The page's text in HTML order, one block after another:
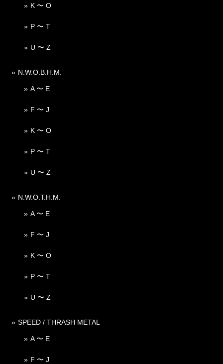
K 〜 O
P 〜 T
U 〜 Z
N.W.O.B.H.M.
A 〜 E
F 〜 J
K 〜 O
P 〜 T
U 〜 Z
N.W.O.T.H.M.
A 〜 E
F 〜 J
K 〜 O
P 〜 T
U 〜 Z
SPEED / THRASH METAL
A 〜 E
F 〜 J